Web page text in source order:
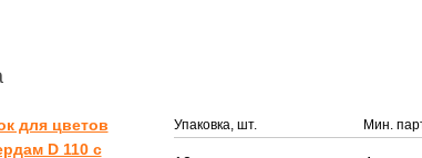
для цветов
D 110 с
Упаковка, шт. Мин.